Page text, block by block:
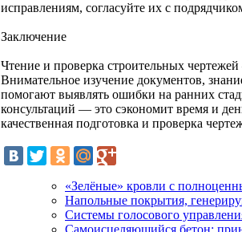
исправлениям, согласуйте их с
Заключение
Чтение и проверка строительных
Внимательное изучение документов,
помогают выявлять ошибки на ранних
консультаций — это сэкономит время и
качественная подготовка и проверка
«Зелёные» кровли с
Напольные покрытия,
Системы голосового
Самоисцеляющийся бетон: